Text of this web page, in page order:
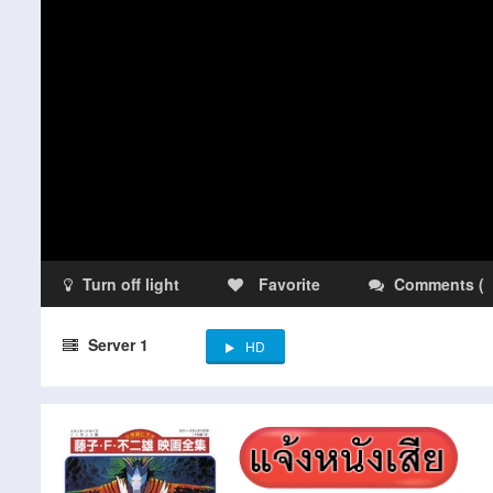
Turn off light Favorite Comments (
Server 1 HD